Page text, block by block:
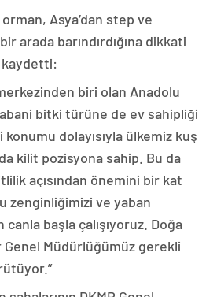
Asya’dan step ve
arada barındırdığına dikkati
kaydetti:
biri olan Anadolu
bitki türüne de ev sahipliği
dolayısıyla ülkemiz kuş
kilit pozisyona sahip. Bu da
açısından önemini bir kat
zenginliğimizi ve yaban
canla başla çalışıyoruz. Doğa
Müdürlüğümüz gerekli